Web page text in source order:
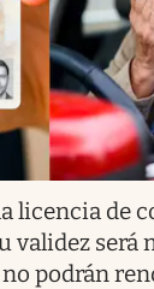
licencia de
validez será
podrán